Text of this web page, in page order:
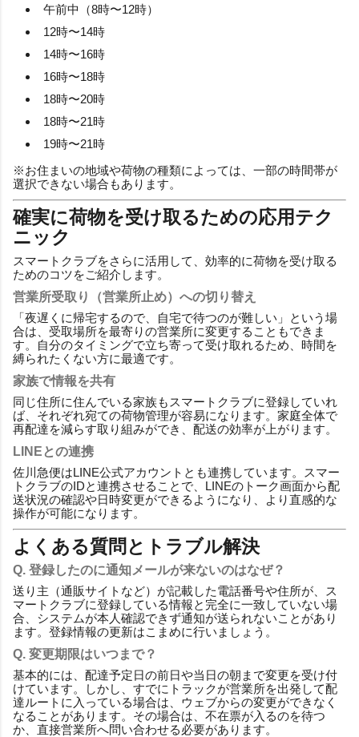
午前中（8時〜12時）
12時〜14時
14時〜16時
16時〜18時
18時〜20時
18時〜21時
19時〜21時
※お住まいの地域や荷物の種類によっては、一部の時間帯が
選択できない場合もあります。
確実に荷物を受け取るための応用テク
ニック
スマートクラブをさらに活用して、効率的に荷物を受け取る
ためのコツをご紹介します。
営業所受取り（営業所止め）への切り替え
「夜遅くに帰宅するので、自宅で待つのが難しい」という場
合は、受取場所を最寄りの営業所に変更することもできま
す。自分のタイミングで立ち寄って受け取れるため、時間を
縛られたくない方に最適です。
家族で情報を共有
同じ住所に住んでいる家族もスマートクラブに登録していれ
ば、それぞれ宛ての荷物管理が容易になります。家庭全体で
再配達を減らす取り組みができ、配送の効率が上がります。
LINEとの連携
佐川急便はLINE公式アカウントとも連携しています。スマー
トクラブのIDと連携させることで、LINEのトーク画面から配
送状況の確認や日時変更ができるようになり、より直感的な
操作が可能になります。
よくある質問とトラブル解決
Q. 登録したのに通知メールが来ないのはなぜ？
送り主（通販サイトなど）が記載した電話番号や住所が、ス
マートクラブに登録している情報と完全に一致していない場
合、システムが本人確認できず通知が送られないことがあり
ます。登録情報の更新はこまめに行いましょう。
Q. 変更期限はいつまで？
基本的には、配達予定日の前日や当日の朝まで変更を受け付
けています。しかし、すでにトラックが営業所を出発して配
達ルートに入っている場合は、ウェブからの変更ができなく
なることがあります。その場合は、不在票が入るのを待つ
か、直接営業所へ問い合わせる必要があります。